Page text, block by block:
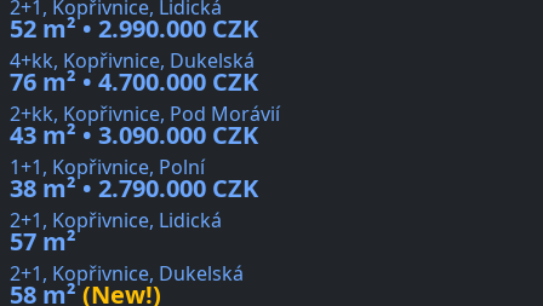
2+1, Kopřivnice, Lidická
52 m² • 2.990.000 CZK
4+kk, Kopřivnice, Dukelská
76 m² • 4.700.000 CZK
2+kk, Kopřivnice, Pod Morávií
43 m² • 3.090.000 CZK
1+1, Kopřivnice, Polní
38 m² • 2.790.000 CZK
2+1, Kopřivnice, Lidická
57 m²
2+1, Kopřivnice, Dukelská
58 m²(New!)